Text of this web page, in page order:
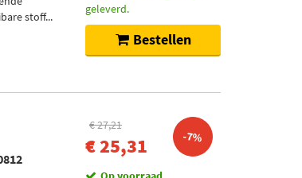
stoff...
geleverd.
Bestellen
€ 27,21
€ 25,31 -7%